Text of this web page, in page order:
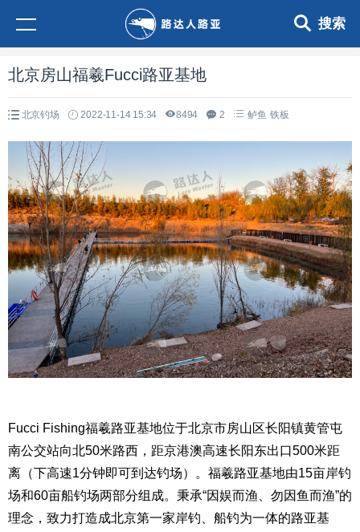
搜索
北京房山福羲Fucci路亚基地
北京钓场 2022-11-14 15:34 8494 2 鲈鱼 铁板
Fucci Fishing福羲路亚基地位于北京市房山区长阳镇黄管屯
南公交站向北50米路西，距京港澳高速长阳东出口500米距
离（下高速1分钟即可到达钓场）。福羲路亚基地由15亩岸钓
场和60亩船钓场两部分组成。秉承“因娱而渔、勿因鱼而渔”的
理念，致力打造成北京第一家岸钓、船钓为一体的路亚基